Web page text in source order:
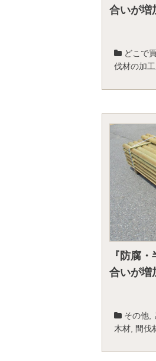
合いが増
どこで
伐材の加
『防腐
合いが増
その他
木材
間伐